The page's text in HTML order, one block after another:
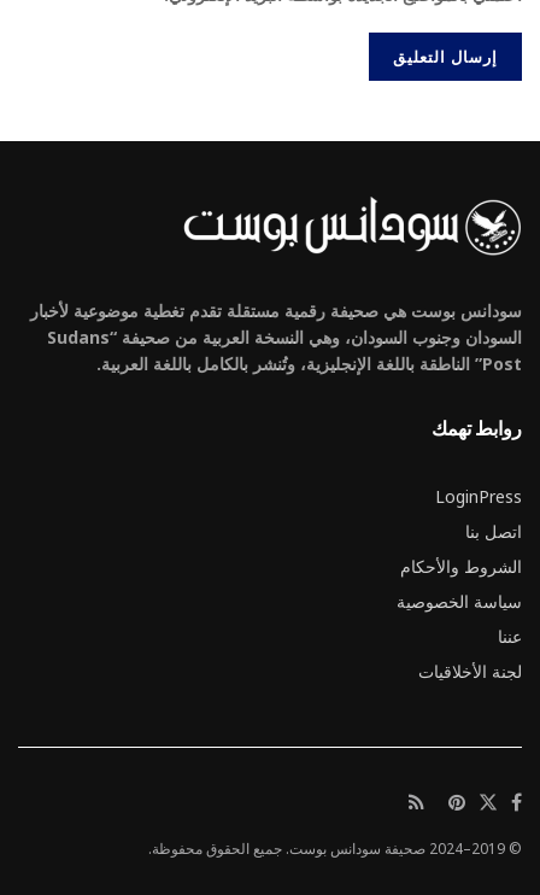
سودانس بوست هي صحيفة رقمية مستقلة تقدم تغطية موضوعية لأخبار
السودان وجنوب السودان، وهي النسخة العربية من صحيفة “Sudans
Post” الناطقة باللغة الإنجليزية، وتُنشر بالكامل باللغة العربية.
روابط تهمك
LoginPress
اتصل بنا
الشروط والأحكام
سياسة الخصوصية
عننا
لجنة الأخلاقيات
© 2019–2024 صحيفة سودانس بوست. جميع الحقوق محفوظة.